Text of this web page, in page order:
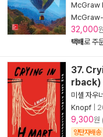
McGraw
32,000
택배로 주
37.
rback)
미셸 자우너
Knopf
9,300원
양탄자배송